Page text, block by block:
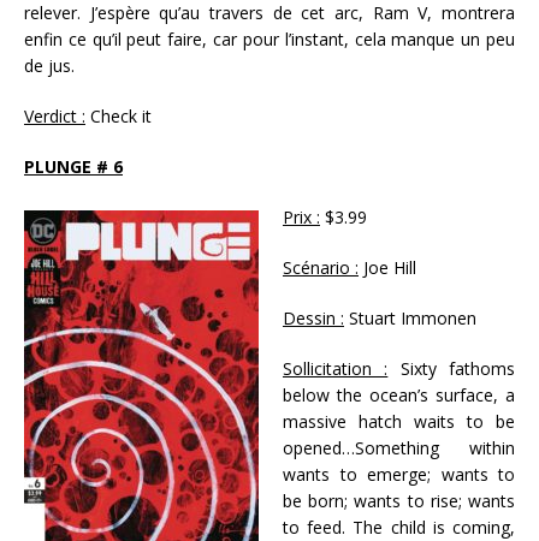
relever. J’espère qu’au travers de cet arc, Ram V, montrera
enfin ce qu’il peut faire, car pour l’instant, cela manque un peu
de jus.
Verdict : Check it
PLUNGE # 6
Prix : $3.99
Scénario : Joe Hill
Dessin : Stuart Immonen
Sollicitation : Sixty fathoms
below the ocean’s surface, a
massive hatch waits to be
opened…Something within
wants to emerge; wants to
be born; wants to rise; wants
to feed. The child is coming,